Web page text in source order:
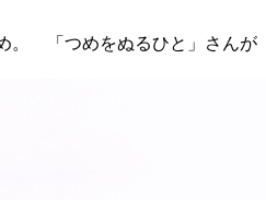
。 「つめをぬるひと」さんが